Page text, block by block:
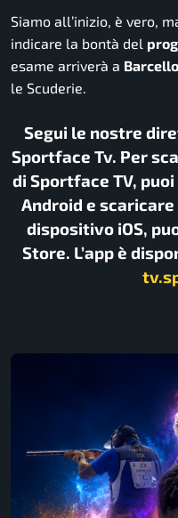
Siamo all’inizio, è vero,
indicare la bontà del
esame arriverà a
le Scuderie.
Segui le nostre
Sportface Tv. Per
di Sportface TV,
Android e scaricare
dispositivo iOS,
Store. L’app è